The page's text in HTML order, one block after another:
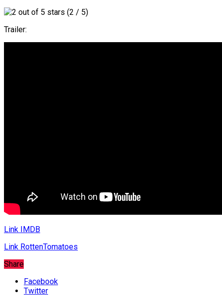
(2 / 5)
Trailer:
Link IMDB
Link RottenTomatoes
Share
Facebook
Twitter